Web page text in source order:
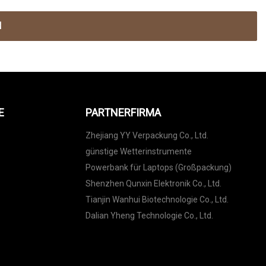
PARTNERFIRMA
Zhejiang YY Verpackung Co., Ltd.
günstige Wetterinstrumente
Powerbank für Laptops (Großpackung)
Shenzhen Qunxin Elektronik Co., Ltd.
Tianjin Wanhui Biotechnologie Co., Ltd.
Dalian Yheng Technologie Co., Ltd.